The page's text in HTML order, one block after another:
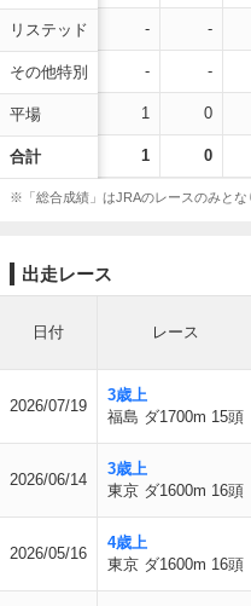
リステッド
その他特別
平場
合計
- -
- -
1 0
1 0
※「総合成績」はJRAのレースのみとな
出走レース
日付 レース
2026/07/19
3歳上
福島 ダ1700m 15頭
2026/06/14
3歳上
東京 ダ1600m 16頭
2026/05/16
4歳上
東京 ダ1600m 16頭